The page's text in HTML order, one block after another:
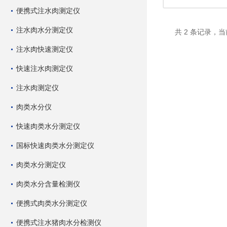
便携式注水肉测定仪
注水肉水分测定仪
注水肉快速测定仪
快速注水肉测定仪
注水肉测定仪
肉类水分仪
快速肉类水分测定仪
国标快速肉类水分测定仪
肉类水分测定仪
肉类水分含量检测仪
便携式肉类水分测定仪
便携式注水猪肉水分检测仪
共 2 条记录，